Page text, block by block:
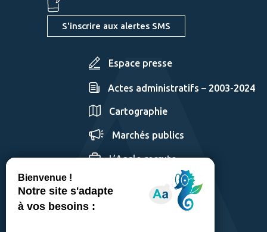
S'inscrire aux alertes SMS
Espace presse
Actes administratifs – 2003-2024
Cartographie
Marchés publics
L’Agglo recrute